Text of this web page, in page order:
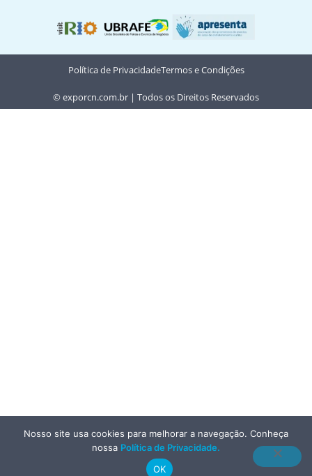
Política de PrivacidadeTermos e Condições
© exporcn.com.br | Todos os Direitos Reservados
Nosso site usa cookies para melhorar a navegação. Conheça
nossa Política de Privacidade.
OK